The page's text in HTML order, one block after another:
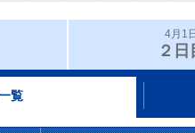
4月1
２日
覧